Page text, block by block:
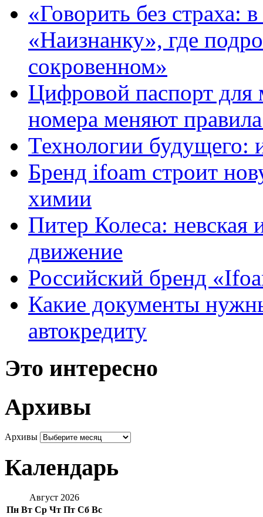
«Говорить без страха:
«Наизнанку», где
сокровенном»
Цифровой паспорт для
номера меняют
Технологии будущего:
Бренд ifoam строит
химии
Питер Колеса: невская
движение
Российский бренд
Какие документы
автокредиту
Это интересно
Архивы
Архивы
Календарь
Август 2026
Пн Вт Ср Чт Пт Сб Вс